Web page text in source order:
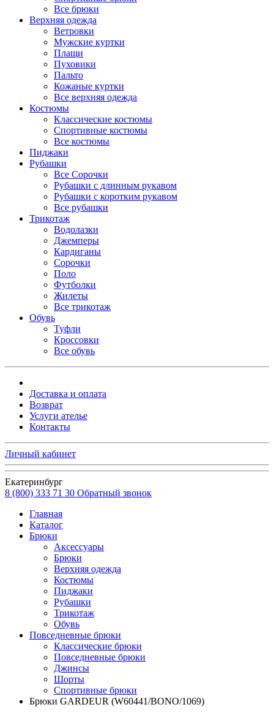
Все брюки
Верхняя одежда
Ветровки
Мужские куртки
Плащи
Пуховики
Пальто
Кожаные куртки
Все верхняя одежда
Костюмы
Классические костюмы
Спортивные костюмы
Все костюмы
Пиджаки
Рубашки
Все Сорочки
Рубашки с длинным рукавом
Рубашки с коротким рукавом
Все рубашки
Трикотаж
Водолазки
Джемперы
Кардиганы
Сорочки
Поло
Футболки
Жилеты
Все трикотаж
Обувь
Туфли
Кроссовки
Все обувь
Доставка и оплата
Возврат
Услуги ателье
Контакты
Личный кабинет
Екатеринбург
8 (800) 333 71 30 Обратный звонок
Главная
Каталог
Брюки
Аксессуары
Брюки
Верхняя одежда
Костюмы
Пиджаки
Рубашки
Трикотаж
Обувь
Повседневные брюки
Классические брюки
Повседневные брюки
Джинсы
Шорты
Спортивные брюки
Брюки GARDEUR (W60441/BONO/1069)